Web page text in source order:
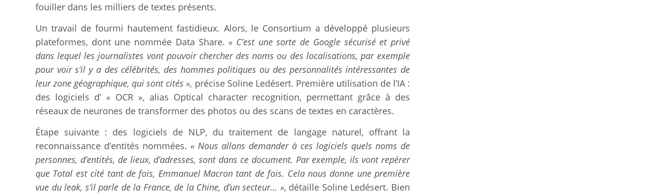
fouiller dans les milliers de textes présents.
Un travail de fourmi hautement fastidieux. Alors, le Consortium a développé plusieurs
plateformes, dont une nommée Data Share. « C’est une sorte de Google sécurisé et privé
dans lequel les journalistes vont pouvoir chercher des noms ou des localisations, par exemple
pour voir s’il y a des célébrités, des hommes politiques ou des personnalités intéressantes de
leur zone géographique, qui sont cités », précise Soline Ledésert. Première utilisation de l’IA :
des logiciels d’ « OCR », alias Optical character recognition, permettant grâce à des
réseaux de neurones de transformer des photos ou des scans de textes en caractères.
Étape suivante : des logiciels de NLP, du traitement de langage naturel, offrant la
reconnaissance d’entités nommées. « Nous allons demander à ces logiciels quels noms de
personnes, d’entités, de lieux, d’adresses, sont dans ce document. Par exemple, ils vont repérer
que Total est cité tant de fois, Emmanuel Macron tant de fois. Cela nous donne une première
vue du leak, s’il parle de la France, de la Chine, d’un secteur… », détaille Soline Ledésert. Bien